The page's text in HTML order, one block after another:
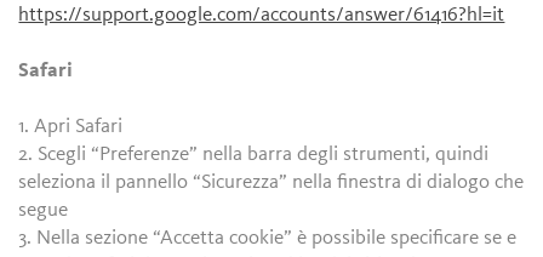
https://support.google.com/accounts/answer/61416?hl=it
Safari
1. Apri Safari
2. Scegli “Preferenze” nella barra degli strumenti, quindi
seleziona il pannello “Sicurezza” nella finestra di dialogo che
segue
3. Nella sezione “Accetta cookie” è possibile specificare se e